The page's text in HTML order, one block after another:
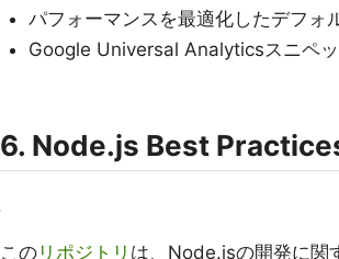
パフォーマンスを最適化したデフォ
Google Universal Analyticsスニペ
6. Node.js Best
この リポジトリ は、Node.jsの開発に関